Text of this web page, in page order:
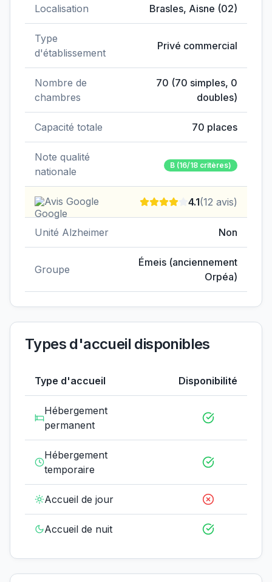
Localisation Brasles, Aisne (02)
Type
d'établissement
Privé commercial
Nombre de
chambres
70 (70 simples, 0
doubles)
Capacité totale 70 places
Note qualité
nationale
B (16/18 critères)
Avis Google 4.1(12 avis)
Unité Alzheimer Non
Groupe
Émeis (anciennement
Orpéa)
Types d'accueil disponibles
Type d'accueil Disponibilité
Hébergement
permanent
Hébergement
temporaire
Accueil de jour
Accueil de nuit